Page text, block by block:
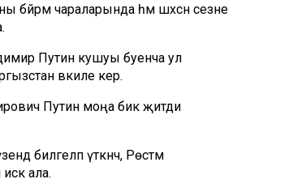
бәйрәм чараларында һәм шәхсән сезне
Путин кушуы буенча ул
вәкиле керә.
Путин моңа бик җитди
билгеләп үткәнчә, Рөстәм
ала.